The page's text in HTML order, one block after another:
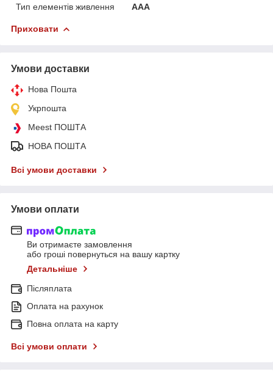
Тип елементів живлення
AAA
Приховати
Умови доставки
Нова Пошта
Укрпошта
Meest ПОШТА
НОВА ПОШТА
Всі умови доставки
Умови оплати
Ви отримаєте замовлення
або гроші повернуться на вашу картку
Детальніше
Післяплата
Оплата на рахунок
Повна оплата на карту
Всі умови оплати